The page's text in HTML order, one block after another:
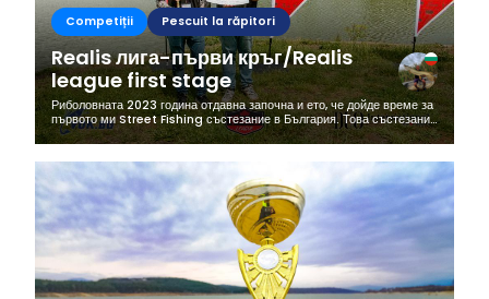
Competiții Pescuit la răpitori
Realis лига-първи кръг/Realis
league first stage
Риболовната 2023 година отдавна започна и ето, че дойде време за
първото ми Street Fishing състезание в България. Това състезание
е разделено на три етапа част от Realis лига, като първия се...